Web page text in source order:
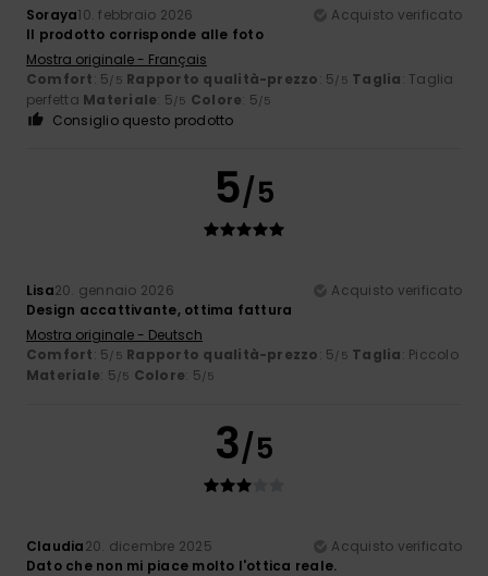
Soraya10. febbraio 2026
Acquisto verificato
Il prodotto corrisponde alle foto
Mostra originale - Français
Comfort: 5/5 Rapporto qualità-prezzo: 5/5 Taglia: Taglia
perfetta Materiale: 5/5 Colore: 5/5
Consiglio questo prodotto
5/5
Lisa20. gennaio 2026
Acquisto verificato
Design accattivante, ottima fattura
Mostra originale - Deutsch
Comfort: 5/5 Rapporto qualità-prezzo: 5/5 Taglia: Piccolo
Materiale: 5/5 Colore: 5/5
3/5
Claudia20. dicembre 2025
Acquisto verificato
Dato che non mi piace molto l'ottica reale.